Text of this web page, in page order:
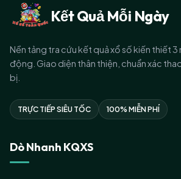
Kết Quả Mỗi Ngày
Nền tảng tra cứu kết quả xổ số kiến thiết
động. Giao diện thân thiện, chuẩn xác
bị.
TRỰC TIẾP SIÊU TỐC 100% MIỄN PHÍ
Dò Nhanh KQXS